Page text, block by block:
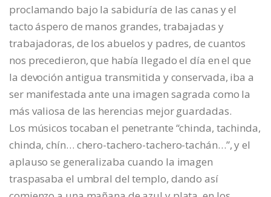
proclamando bajo la sabiduría de las canas y el
tacto áspero de manos grandes, trabajadas y
trabajadoras, de los abuelos y padres, de cuantos
nos precedieron, que había llegado el día en el que
la devoción antigua transmitida y conservada, iba a
ser manifestada ante una imagen sagrada como la
más valiosa de las herencias mejor guardadas.
Los músicos tocaban el penetrante “chinda, tachinda,
chinda, chín… chero-tachero-tachero-tachán…”, y el
aplauso se generalizaba cuando la imagen
traspasaba el umbral del templo, dando así